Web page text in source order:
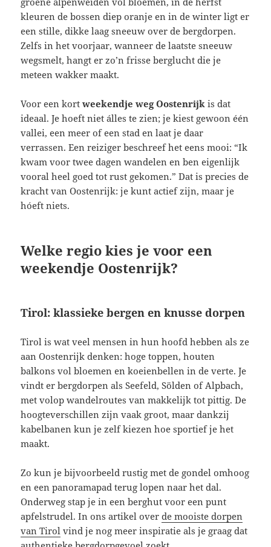
kleuren de bossen diep oranje en in de winter ligt er
een stille, dikke laag sneeuw over de bergdorpen.
Zelfs in het voorjaar, wanneer de laatste sneeuw
wegsmelt, hangt er zo’n frisse berglucht die je
meteen wakker maakt.
Voor een kortweekendje weg Oostenrijk is dat
ideaal. Je hoeft niet álles te zien; je kiest gewoon één
vallei, een meer of een stad en laat je daar
verrassen. Een reiziger beschreef het eens mooi: “Ik
kwam voor twee dagen wandelen en ben eigenlijk
vooral heel goed tot rust gekomen.” Dat is precies de
kracht van Oostenrijk: je kunt actief zijn, maar je
hóeft niets.
Welke regio kies je voor een
weekendje Oostenrijk?
Tirol: klassieke bergen en knusse dorpen
Tirol is wat veel mensen in hun hoofd hebben als ze
aan Oostenrijk denken: hoge toppen, houten
balkons vol bloemen en koeienbellen in de verte. Je
vindt er bergdorpen als Seefeld, Sölden of Alpbach,
met volop wandelroutes van makkelijk tot pittig. De
hoogteverschillen zijn vaak groot, maar dankzij
kabelbanen kun je zelf kiezen hoe sportief je het
maakt.
Zo kun je bijvoorbeeld rustig met de gondel omhoog
en een panoramapad terug lopen naar het dal.
Onderweg stap je in een berghut voor een punt
apfelstrudel. In ons artikel overde mooiste dorpen
van Tirol vind je nog meer inspiratie als je graag dat